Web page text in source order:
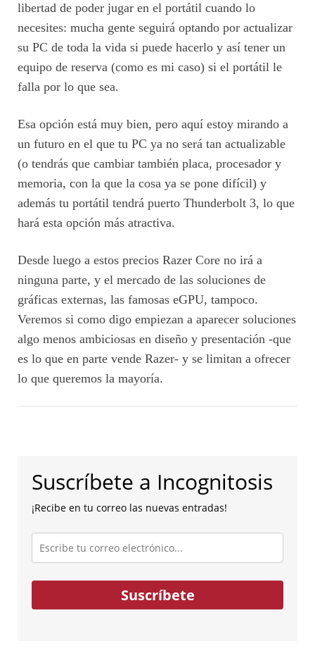
libertad de poder jugar en el portátil cuando lo
necesites: mucha gente seguirá optando por actualizar
su PC de toda la vida si puede hacerlo y así tener un
equipo de reserva (como es mi caso) si el portátil le
falla por lo que sea.
Esa opción está muy bien, pero aquí estoy mirando a
un futuro en el que tu PC ya no será tan actualizable
(o tendrás que cambiar también placa, procesador y
memoria, con la que la cosa ya se pone difícil) y
además tu portátil tendrá puerto Thunderbolt 3, lo que
hará esta opción más atractiva.
Desde luego a estos precios Razer Core no irá a
ninguna parte, y el mercado de las soluciones de
gráficas externas, las famosas eGPU, tampoco.
Veremos si como digo empiezan a aparecer soluciones
algo menos ambiciosas en diseño y presentación -que
es lo que en parte vende Razer- y se limitan a ofrecer
lo que queremos la mayoría.
Suscríbete a Incognitosis
¡Recibe en tu correo las nuevas entradas!
Escribe
tu
correo
electrónico...
Suscríbete